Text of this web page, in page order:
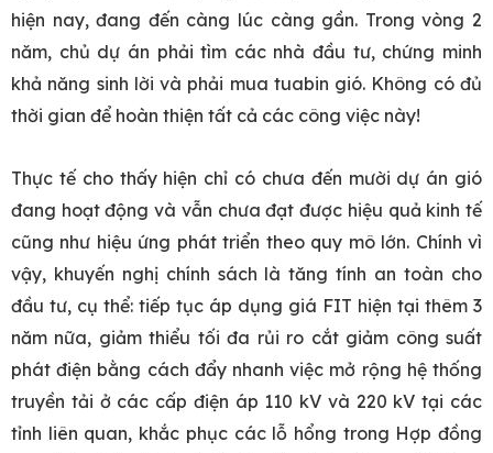
hiện nay, đang đến càng lúc càng gần. Trong vòng 2
năm, chủ dự án phải tìm các nhà đầu tư, chứng minh
khả năng sinh lời và phải mua tuabin gió. Không có đủ
thời gian để hoàn thiện tất cả các công việc này!
Thực tế cho thấy hiện chỉ có chưa đến mười dự án gió
đang hoạt động và vẫn chưa đạt được hiệu quả kinh tế
cũng như hiệu ứng phát triển theo quy mô lớn. Chính vì
vậy, khuyến nghị chính sách là tăng tính an toàn cho
đầu tư, cụ thể: tiếp tục áp dụng giá FIT hiện tại thêm 3
năm nữa, giảm thiểu tối đa rủi ro cắt giảm công suất
phát điện bằng cách đẩy nhanh việc mở rộng hệ thống
truyền tải ở các cấp điện áp 110 kV và 220 kV tại các
tỉnh liên quan, khắc phục các lỗ hổng trong Hợp đồng